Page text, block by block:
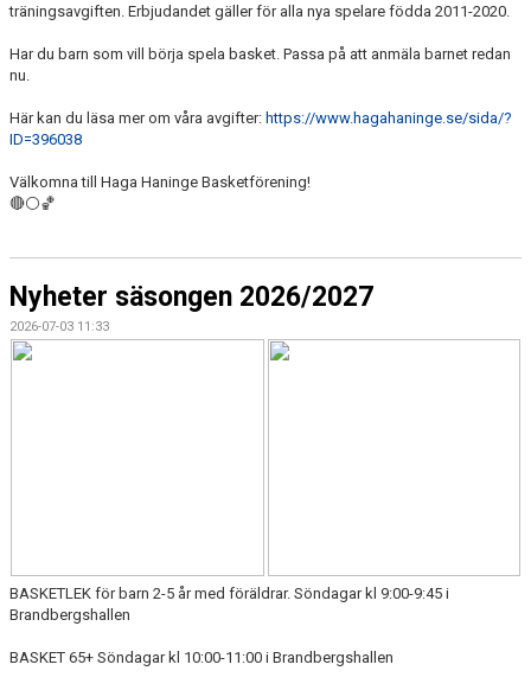
träningsavgiften. Erbjudandet gäller för alla nya spelare födda 2011-2020.
Har du barn som vill börja spela basket. Passa på att anmäla barnet redan
nu.
Här kan du läsa mer om våra avgifter: https://www.hagahaninge.se/sida/?
ID=396038
Välkomna till Haga Haninge Basketförening!
🔴⚪🏀
Nyheter säsongen 2026/2027
2026-07-03 11:33
BASKETLEK för barn 2-5 år med föräldrar. Söndagar kl 9:00-9:45 i
Brandbergshallen
BASKET 65+ Söndagar kl 10:00-11:00 i Brandbergshallen